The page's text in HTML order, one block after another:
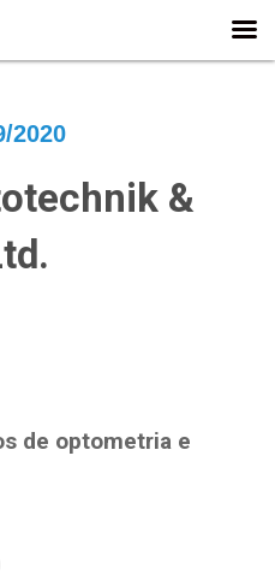
2020
&
de optometria e